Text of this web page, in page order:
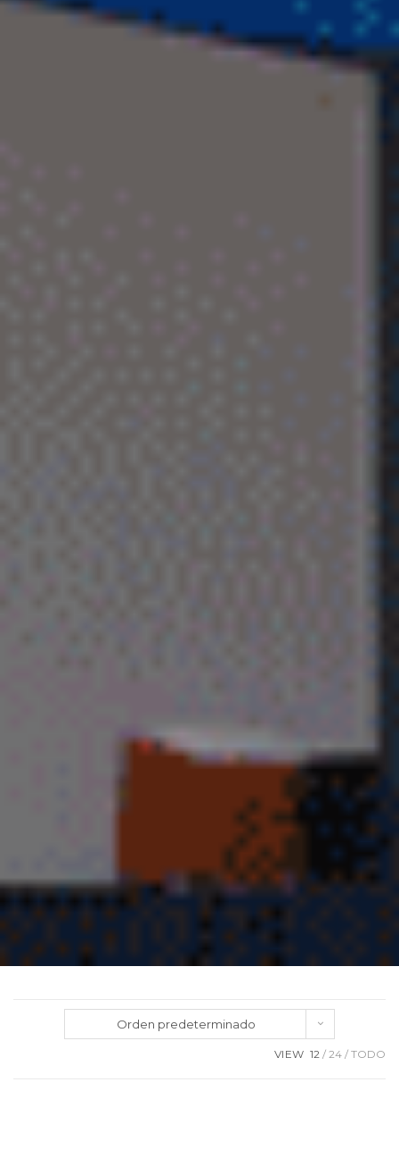
Orden predeterminado
VIEW 12 24 TODO